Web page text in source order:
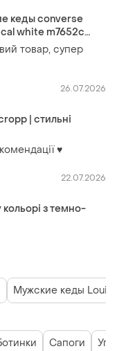
кеды converse
white m7652c
товар, супер
26.07.2026
| стильні
♥️
22.07.2026
з темно-
Мужские кеды Louis
Сапоги Угги